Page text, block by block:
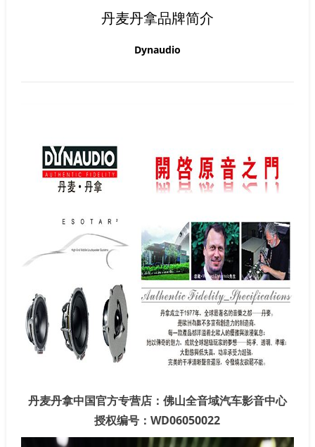
丹麦丹拿品牌简介
Dynaudio
丹麦丹拿中国官方专营店：佛山全音域汽车影音中心
授权编号：WD06050022